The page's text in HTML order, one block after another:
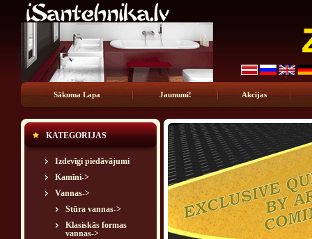
Sākuma Lapa Jaunumi! Akcijas
KATEGORIJAS
Izdevīgi piedāvājumi
Kamīni->
Vannas->
Stūra vannas->
Klasiskās formas
vannas->